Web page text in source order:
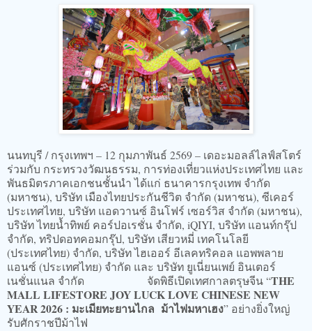
นนทบุรี / กรุงเทพฯ – 12 กุมภาพันธ์ 2569 – เดอะมอลล์ไลฟ์สโตร์
ร่วมกับ กระทรวงวัฒนธรรม, การท่องเที่ยวแห่งประเทศไทย และ
พันธมิตรภาคเอกชนชั้นนำ ได้แก่ ธนาคารกรุงเทพ จำกัด
(มหาชน), บริษัท เมืองไทยประกันชีวิต จํากัด (มหาชน), ซีเคอร์
ประเทศไทย, บริษัท แอดวานซ์ อินโฟร์ เซอร์วิส จำกัด (มหาชน),
บริษัท ไทยน้ำทิพย์ คอร์ปอเรชั่น จำกัด, iQIYI, บริษัท แอนท์กรุ๊ป
จำกัด, ทริปดอทคอมกรุ๊ป, บริษัท เสียวหมี่ เทคโนโลยี
(ประเทศไทย) จำกัด, บริษัท ไฮเออร์ อีเลคทริคอล แอพพลาย
แอนซ์ (ประเทศไทย) จํากัด และ บริษัท ยูเนี่ยนเพย์ อินเตอร์
เนชั่นแนล จำกัด จัดพิธีเปิดเทศกาลตรุษจีน “THE
MALL LIFESTORE JOY LUCK LOVE CHINESE NEW
YEAR 2026 : มะเมียทะยานไกล ม้าไฟมหาเฮง” อย่างยิ่งใหญ่
รับศักราชปีม้าไฟ